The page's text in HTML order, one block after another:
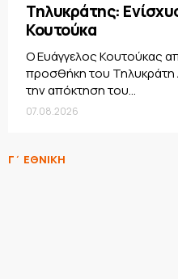
Τηλυκράτης:
Κουτούκα
Ο Ευάγγελος Κουτούκας
προσθήκη του
την απόκτηση του...
07.08.2026
Γ΄ ΕΘΝΙΚΗ